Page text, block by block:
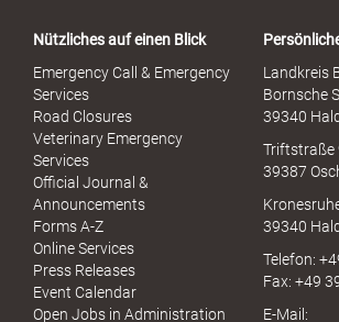
S
s
Nützliches auf einen Blick
Emergency Call & Emergency
Services
Road Closures
Veterinary Emergency
Services
Official Journal &
Announcements
Forms A-Z
Online Services
Press Releases
Event Calendar
Open Jobs in Administration
Landkreis
Bornsche
39340
Triftstraße
39387
39340
Telefon:
Fax: +49
E-Mail: